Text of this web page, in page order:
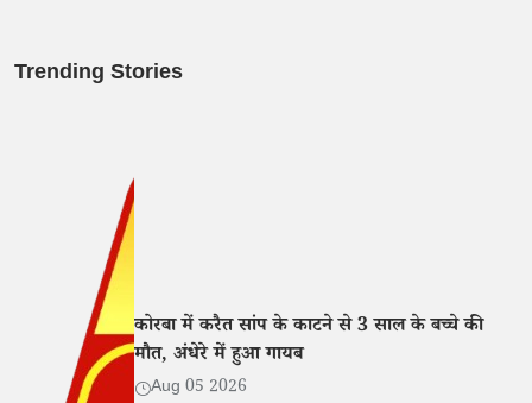
Trending Stories
कोरबा में करैत सांप के काटने से 3 साल के बच्चे की
मौत, अंधेरे में हुआ गायब
Aug 05 2026